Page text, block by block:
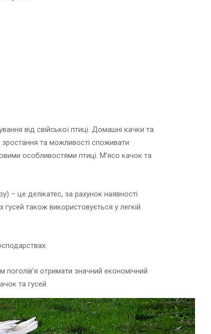
від свійської птиці. Домашні качки та
зростання та можливості споживати
особливостями птиці. М’ясо качок та
– це делікатес, за рахунок наявності
також використовується у легкій
отримати значний економічний
та гусей.